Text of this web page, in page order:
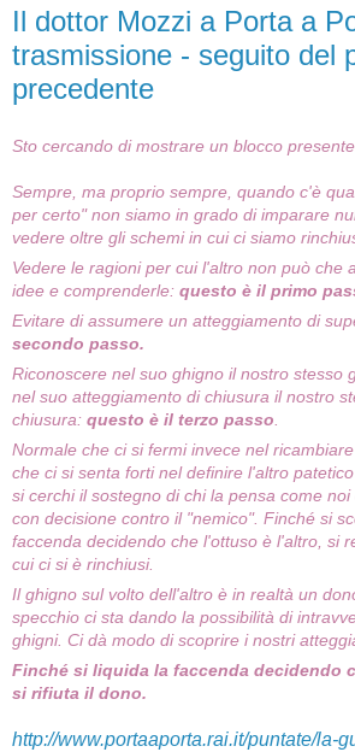
Il dottor Mozzi a Porta a
trasmissione - seguito del
precedente
Sto cercando di mostrare un blocco
Sempre, ma proprio sempre, quando c'è
per certo" non siamo in grado di imparare
vedere oltre gli schemi in cui ci siamo
Vedere le ragioni per cui l'altro non può che
idee e comprenderle: questo è il primo
Evitare di assumere un atteggiamento di
secondo passo.
Riconoscere nel suo ghigno il nostro stesso
nel suo atteggiamento di chiusura il nostro
chiusura: questo è il terzo passo
Normale che ci si fermi invece nel
che ci si senta forti nel definire l'altro
si cerchi il sostegno di chi la pensa come
con decisione contro il "nemico". Finché si
faccenda decidendo che l'ottuso è l'altro, si
cui ci si è rinchiusi.
Il ghigno sul volto dell'altro è in realtà un
specchio ci sta dando la possibilità di
ghigni. Ci dà modo di scoprire i nostri
Finché si liquida la faccenda decidendo
si rifiuta il dono.
http://www.portaaporta.rai.it/puntate/la-